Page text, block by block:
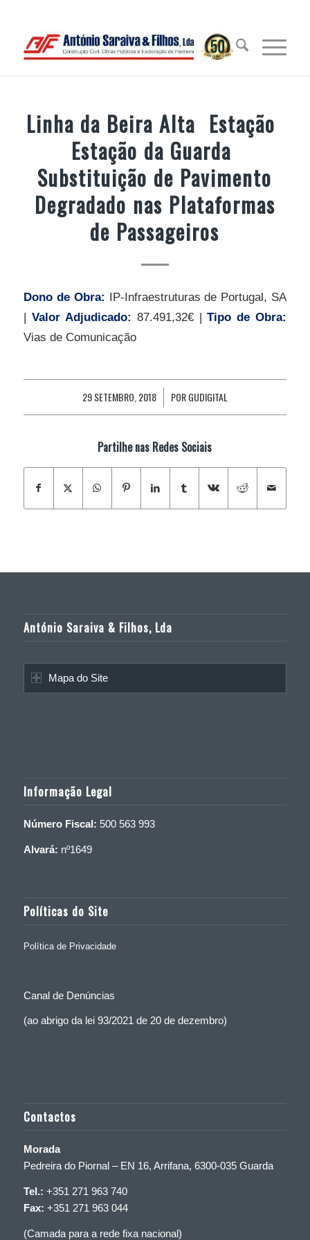
Linha da Beira Alta  Estação 
Estação da Guarda 
Substituição de Pavimento
Degradado nas Plataformas
de Passageiros
Dono de Obra: IP-Infraestruturas de Portugal, SA
| Valor Adjudicado: 87.491,32€ |Tipo de Obra:
Vias de Comunicação
29 SETEMBRO, 2018
/ PORGUDIGITAL
Partilhe nas Redes Sociais
António Saraiva & Filhos, Lda
Mapa do Site
Informação Legal
Número Fiscal: 500 563 993
Alvará: nº1649
Políticas do Site
Política de Privacidade
Canal de Denúncias
(ao abrigo da lei 93/2021 de 20 de dezembro)
Contactos
Morada
Pedreira do Piornal – EN 16, Arrifana, 6300-035 Guarda
Tel.: +351 271 963 740
Fax: +351 271 963 044
(Camada para a rede fixa nacional)